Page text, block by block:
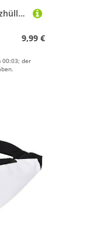
Surwin Reise Kofferschutzhülle Reisetasche Kofferbezug Elastisch Kofferhülle Gepäck Cover Halloween-Muster Waschbare Reisekoffer Hülle Schutz Bezug Schutzhülle (Kürbisart 4,L (26-28 Zoll))
9,99 €
00:03; der